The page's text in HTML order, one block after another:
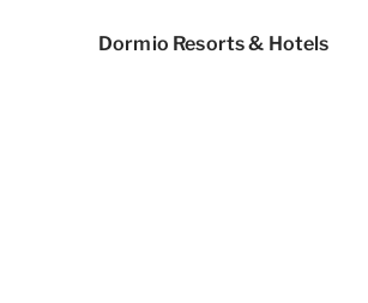
Dormio Resorts & Hotels